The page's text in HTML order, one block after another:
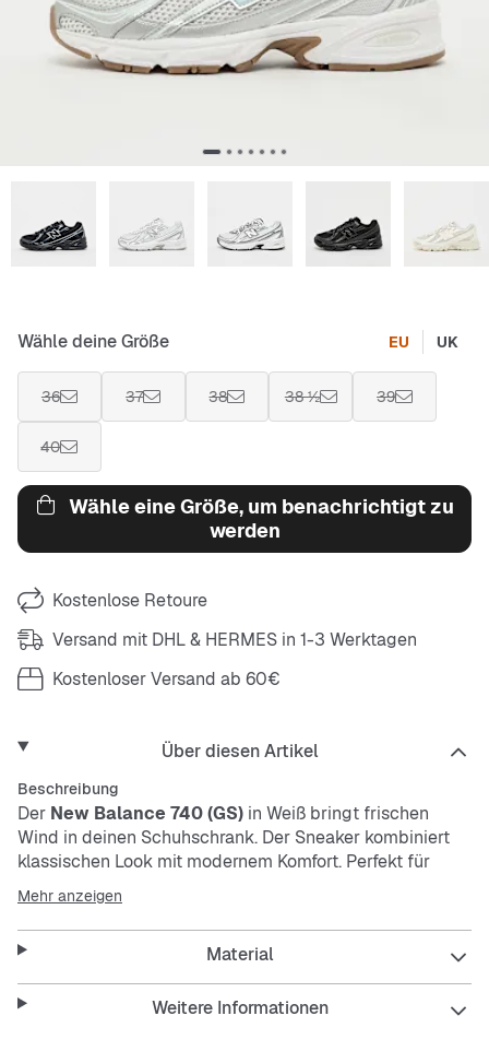
Wähle deine Größe EU UK
36 37 38 38 ½ 39
40
Wähle eine Größe, um benachrichtigt zu
werden
Kostenlose Retoure
Versand mit DHL & HERMES in 1-3 Werktagen
Kostenloser Versand ab 60€
Über diesen Artikel
Beschreibung
Der New Balance 740 (GS) in Weiß bringt frischen
Wind in deinen Schuhschrank. Der Sneaker kombiniert
klassischen Look mit modernem Komfort. Perfekt für
jeden Tag und passt zu vielen Outfits.
Features:
Mehr anzeigen
Material
Weitere Informationen